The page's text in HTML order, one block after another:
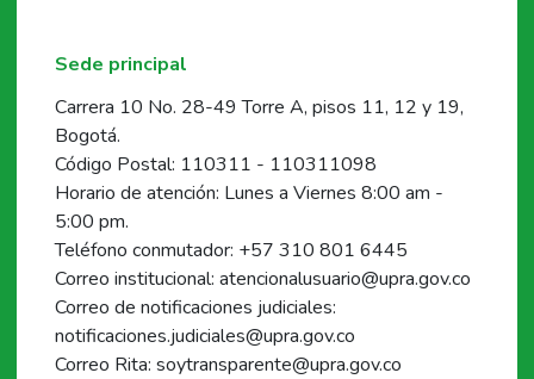
Sede principal
Carrera 10 No. 28-49 Torre A, pisos 11, 12 y 19,
Bogotá.
Código Postal: 110311 - 110311098
Horario de atención: Lunes a Viernes 8:00 am -
5:00 pm.
Teléfono conmutador: +57 310 801 6445
Correo institucional: atencionalusuario@upra.gov.co
Correo de notificaciones judiciales:
notificaciones.judiciales@upra.gov.co
Correo Rita: soytransparente@upra.gov.co